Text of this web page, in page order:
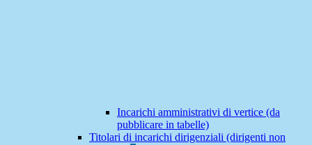
Incarichi amministrativi di vertice (da
pubblicare in tabelle)
Titolari di incarichi dirigenziali (dirigenti non